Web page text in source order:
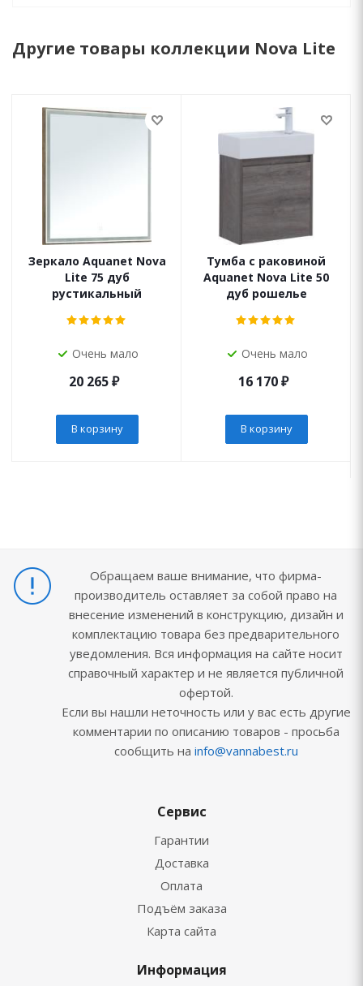
Другие товары коллекции Nova Lite
Зеркало Aquanet Nova
Lite 75 дуб
рустикальный
Очень мало
20 265₽
В корзину
Тумба с раковиной
Aquanet Nova Lite 50
дуб рошелье
Очень мало
16 170₽
В корзину
Обращаем ваше внимание, что фирма-
производитель оставляет за собой право на
внесение изменений в конструкцию, дизайн и
комплектацию товара без предварительного
уведомления. Вся информация на сайте носит
справочный характер и не является публичной
офертой.
Если вы нашли неточность или у вас есть другие
комментарии по описанию товаров - просьба
сообщить на info@vannabest.ru
Сервис
Гарантии
Доставка
Оплата
Подъём заказа
Карта сайта
Информация